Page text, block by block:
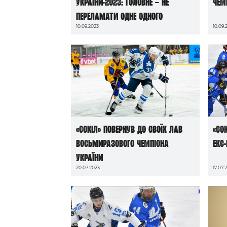
переламати одне одного
10.09.2023
«Сокіл» повернув до своїх лав
восьмиразового чемпіона
України
20.07.2023